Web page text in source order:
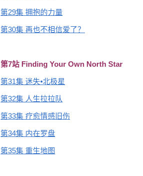
第29集 拥抱的力量
第30集 再也不相信爱了？
第7站 Finding Your Own North Star
第31集 迷失•北极星
第32集 人生拉拉队
第33集 疗愈情感旧伤
第34集 内在罗盘
第35集 重生地图